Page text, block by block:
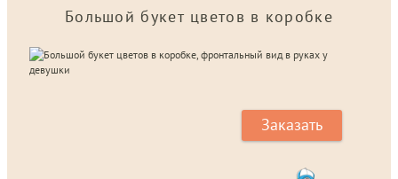
Большой букет цветов в коробке
Заказать